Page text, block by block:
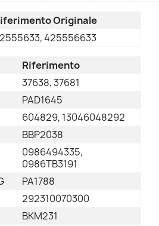
Originale
425556633
Riferimento
37638, 37681
PAD1645
604829, 13046048292
BBP2038
0986494335,
0986TB3191
PA1788
292310070300
BKM231